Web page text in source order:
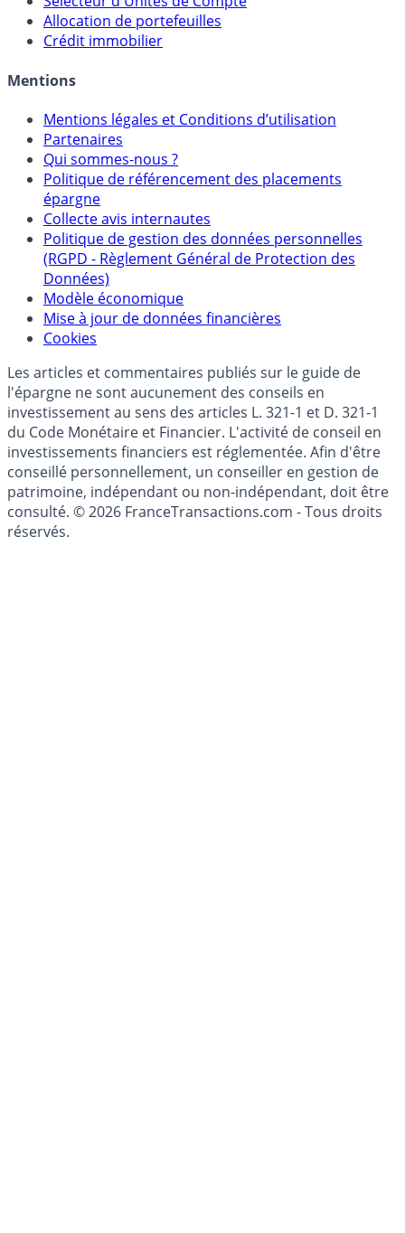
Sélecteur d'Assurance Vie
Sélecteur d'Unités de Compte
Allocation de portefeuilles
Mentions légales et Conditions d’utilisation
Partenaires
Qui sommes-nous ?
Politique de référencement des placements
épargne
Collecte avis internautes
Politique de gestion des données personnelles
(RGPD - Règlement Général de Protection des
Données)
Modèle économique
Mise à jour de données financières
Cookies
Les articles et commentaires publiés sur le guide de
l'épargne ne sont aucunement des conseils en
investissement au sens des articles L. 321-1 et D. 321-1
du Code Monétaire et Financier. L'activité de conseil en
investissements financiers est réglementée. Afin d'être
conseillé personnellement, un conseiller en gestion de
patrimoine, indépendant ou non-indépendant, doit être
consulté. © 2026 FranceTransactions.com - Tous droits